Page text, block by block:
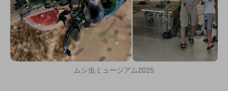
ムシ虫ミュージアム2025